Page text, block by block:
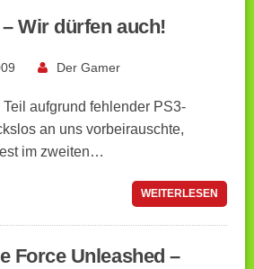
Wir dürfen auch!
Der Gamer
aufgrund fehlender PS3-
an uns vorbeirauschte,
im zweiten…
WEITERLESEN
Force Unleashed –